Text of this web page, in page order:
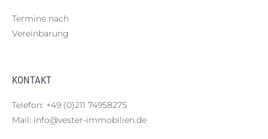
Termine nach
Vereinbarung
KONTAKT
Telefon: +49 (0)211 74958275
Mail: info@vester-immobilien.de